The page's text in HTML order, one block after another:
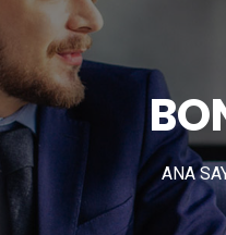
ANA